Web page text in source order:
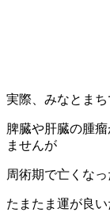
実際、みなとま
脾臓や肝臓の腫
ませんが
周術期で亡くなっ
たまたま運が良